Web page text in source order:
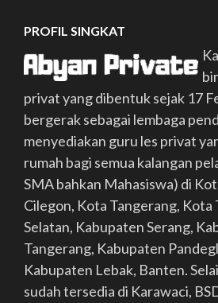
PROFIL SINGKAT
privat yang dibentuk sejak 17
bergerak sebagai lembaga
menyediakan guru les privat
rumah bagi semua kalangan
SMA bahkan Mahasiswa) di
Cilegon, Kota Tangerang, Kota
Selatan, Kabupaten Serang,
Tangerang, Kabupaten
Kabupaten Lebak, Banten.
sudah tersedia di Karawaci,